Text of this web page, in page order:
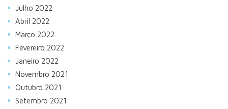
Julho 2022
Abril 2022
Março 2022
Fevereiro 2022
Janeiro 2022
Novembro 2021
Outubro 2021
Setembro 2021